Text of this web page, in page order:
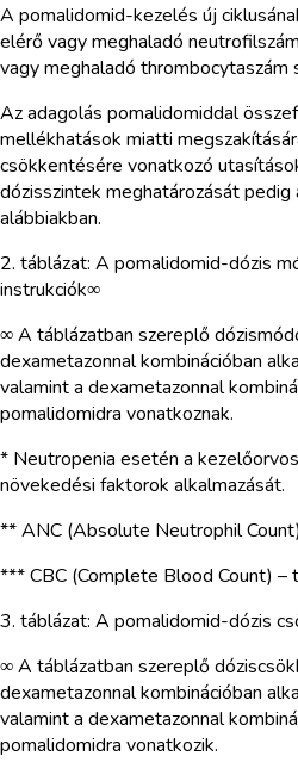
A pomalidomid-kezelés új
elérő vagy meghaladó
vagy meghaladó thrombocytaszám
Az adagolás pomalidomiddal
mellékhatások miatti
csökkentésére vonatkozó
dózisszintek meghatározását
alábbiakban.
2. táblázat: A pomalidomid-dózis
instrukciók∞
∞ A táblázatban szereplő
dexametazonnal kombinációban
valamint a dexametazonnal
pomalidomidra vonatkoznak.
* Neutropenia esetén a
növekedési faktorok alkalmazását.
** ANC (Absolute Neutrophil
*** CBC (Complete Blood Count) –
3. táblázat: A pomalidomid-dózis
∞ A táblázatban szereplő
dexametazonnal kombinációban
valamint a dexametazonnal
pomalidomidra vonatkozik.